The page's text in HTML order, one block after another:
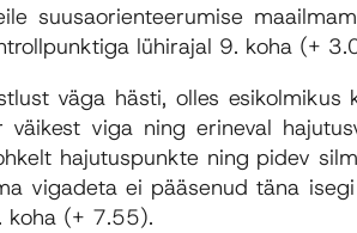
suusaorienteerumise
lühirajal 9. koha (+
väga hästi, olles
viga ning erineval
hajutuspunkte ning pidev
vigadeta ei pääsenud täna
koha (+ 7.55).